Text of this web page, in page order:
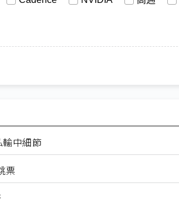
中細節
票